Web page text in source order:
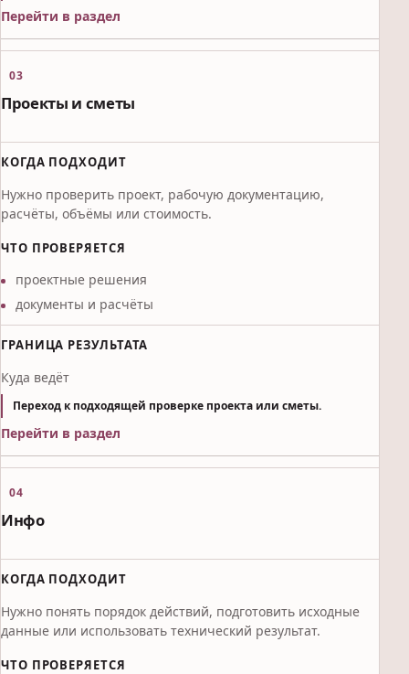
Перейти в раздел
03
Проекты и сметы
КОГДА ПОДХОДИТ
Нужно проверить проект, рабочую документацию,
расчёты, объёмы или стоимость.
ЧТО ПРОВЕРЯЕТСЯ
проектные решения
документы и расчёты
ГРАНИЦА РЕЗУЛЬТАТА
Куда ведёт
Переход к подходящей проверке проекта или сметы.
Перейти в раздел
04
Инфо
КОГДА ПОДХОДИТ
Нужно понять порядок действий, подготовить исходные
данные или использовать технический результат.
ЧТО ПРОВЕРЯЕТСЯ